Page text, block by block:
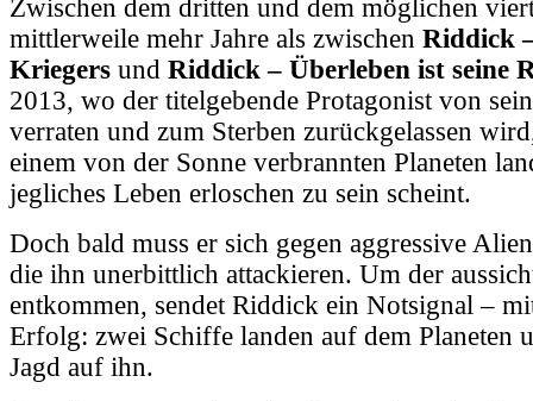
Zwischen dem dritten und dem möglichen
mittlerweile mehr Jahre als zwischen Riddick
Kriegers und Riddick – Überleben ist seine
2013, wo der titelgebende Protagonist von
verraten und zum Sterben zurückgelassen
einem von der Sonne verbrannten Planeten
jegliches Leben erloschen zu sein scheint.
Doch bald muss er sich gegen aggressive
die ihn unerbittlich attackieren. Um der
entkommen, sendet Riddick ein Notsignal –
Erfolg: zwei Schiffe landen auf dem Planeten
Jagd auf ihn.